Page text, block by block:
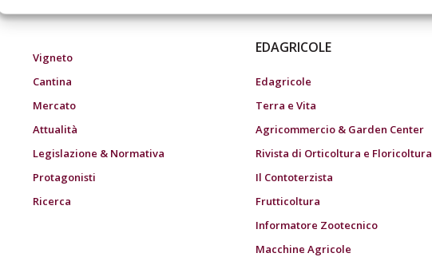
Vigneto
Cantina
Mercato
Attualità
Legislazione & Normativa
Protagonisti
Ricerca
EDAGRICOLE
Edagricole
Terra e Vita
Agricommercio & Garden Center
Rivista di Orticoltura e Floricoltura
Il Contoterzista
Frutticoltura
Informatore Zootecnico
Macchine Agricole